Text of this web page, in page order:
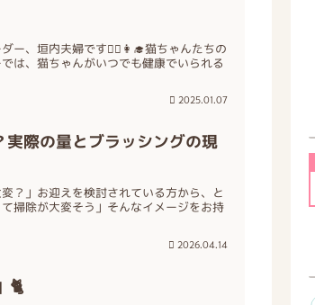
ー、垣内夫婦です👨‍⚕️👩‍🎓猫ちゃんたちの
は、猫ちゃんがいつでも健康でいられる
2025.01.07
際の量とブラッシングの現
？」お迎えを検討されている方から、と
掃除が大変そう」そんなイメージをお持
2026.04.14
🐈